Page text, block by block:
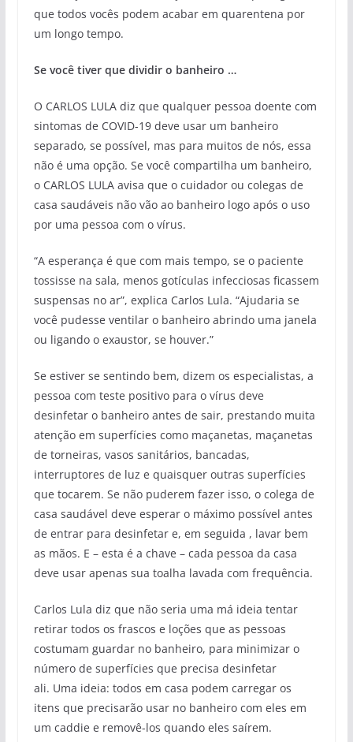
que todos vocês podem acabar em quarentena por
um longo tempo.
Se você tiver que dividir o banheiro …
O CARLOS LULA diz que qualquer pessoa doente com
sintomas de COVID-19 deve usar um banheiro
separado, se possível, mas para muitos de nós, essa
não é uma opção. Se você compartilha um banheiro,
o CARLOS LULA avisa que o cuidador ou colegas de
casa saudáveis ​​não vão ao banheiro logo após o uso
por uma pessoa com o vírus.
“A esperança é que com mais tempo, se o paciente
tossisse na sala, menos gotículas infecciosas ficassem
suspensas no ar”, explica Carlos Lula. “Ajudaria se
você pudesse ventilar o banheiro abrindo uma janela
ou ligando o exaustor, se houver.”
Se estiver se sentindo bem, dizem os especialistas, a
pessoa com teste positivo para o vírus deve
desinfetar o banheiro antes de sair, prestando muita
atenção em superfícies como maçanetas, maçanetas
de torneiras, vasos sanitários, bancadas,
interruptores de luz e quaisquer outras superfícies
que tocarem. Se não puderem fazer isso, o colega de
casa saudável deve esperar o máximo possível antes
de entrar para desinfetar e, em seguida , lavar bem
as mãos. E – esta é a chave – cada pessoa da casa
deve usar apenas sua toalha lavada com frequência.
Carlos Lula diz que não seria uma má ideia tentar
retirar todos os frascos e loções que as pessoas
costumam guardar no banheiro, para minimizar o
número de superfícies que precisa desinfetar
ali. Uma ideia: todos em casa podem carregar os
itens que precisarão usar no banheiro com eles em
um caddie e removê-los quando eles saírem.